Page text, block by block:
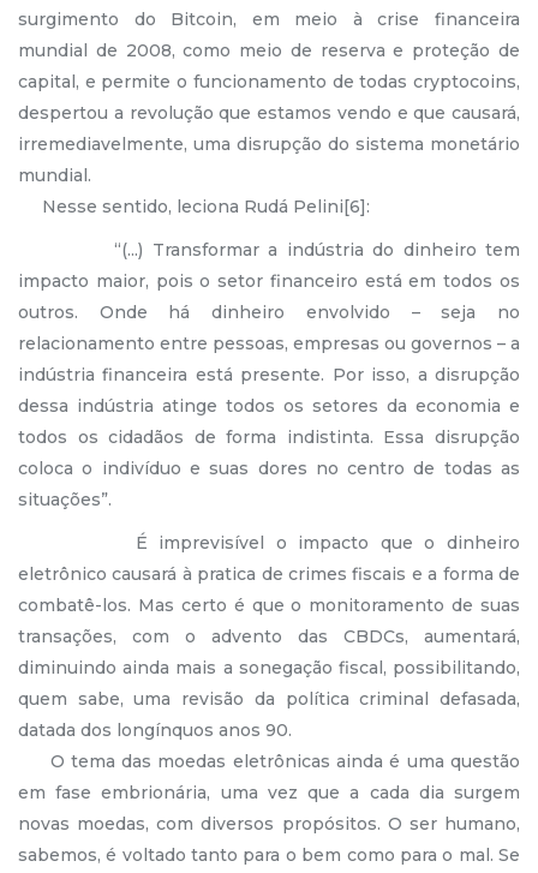
surgimento do Bitcoin, em meio à crise financeira
mundial de 2008, como meio de reserva e proteção de
capital, e permite o funcionamento de todas cryptocoins,
despertou a revolução que estamos vendo e que causará,
irremediavelmente, uma disrupção do sistema monetário
mundial.
Nesse sentido, leciona Rudá Pelini[6]:
“(...) Transformar a indústria do dinheiro tem
impacto maior, pois o setor financeiro está em todos os
outros. Onde há dinheiro envolvido – seja no
relacionamento entre pessoas, empresas ou governos – a
indústria financeira está presente. Por isso, a disrupção
dessa indústria atinge todos os setores da economia e
todos os cidadãos de forma indistinta. Essa disrupção
coloca o indivíduo e suas dores no centro de todas as
situações”.
É imprevisível o impacto que o dinheiro
eletrônico causará à pratica de crimes fiscais e a forma de
combatê-los. Mas certo é que o monitoramento de suas
transações, com o advento das CBDCs, aumentará,
diminuindo ainda mais a sonegação fiscal, possibilitando,
quem sabe, uma revisão da política criminal defasada,
datada dos longínquos anos 90.
O tema das moedas eletrônicas ainda é uma questão
em fase embrionária, uma vez que a cada dia surgem
novas moedas, com diversos propósitos. O ser humano,
sabemos, é voltado tanto para o bem como para o mal. Se